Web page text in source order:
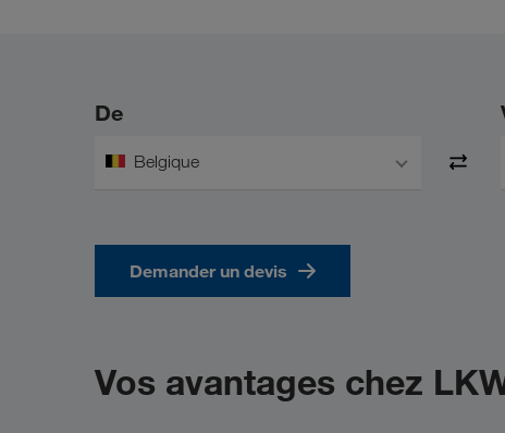
De
Belgique
Demander un devis
Vos avantages chez